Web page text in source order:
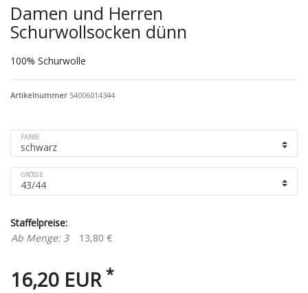
Damen und Herren
Schurwollsocken dünn
100% Schurwolle
Artikelnummer 54006014344
FARBE
GRÖSSE
Staffelpreise:
Ab Menge: 3
13,80 €
16,20 EUR *